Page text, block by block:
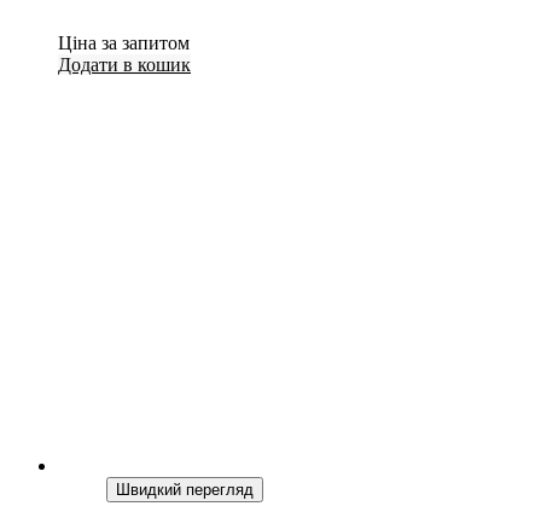
Ціна за запитом
Додати в кошик
Швидкий перегляд